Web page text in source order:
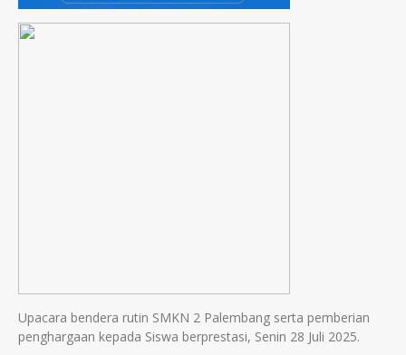
Upacara bendera rutin SMKN 2 Palembang serta pemberian
penghargaan kepada Siswa berprestasi, Senin 28 Juli 2025.